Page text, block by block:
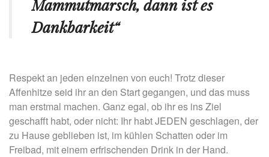
Mammutmarsch, dann ist es
Dankbarkeit“
Respekt an jeden einzelnen von euch! Trotz dieser
Affenhitze seid ihr an den Start gegangen, und das muss
man erstmal machen. Ganz egal, ob ihr es ins Ziel
geschafft habt, oder nicht: Ihr habt JEDEN geschlagen, der
zu Hause geblieben ist, im kühlen Schatten oder im
Freibad, mit einem erfrischenden Drink in der Hand.